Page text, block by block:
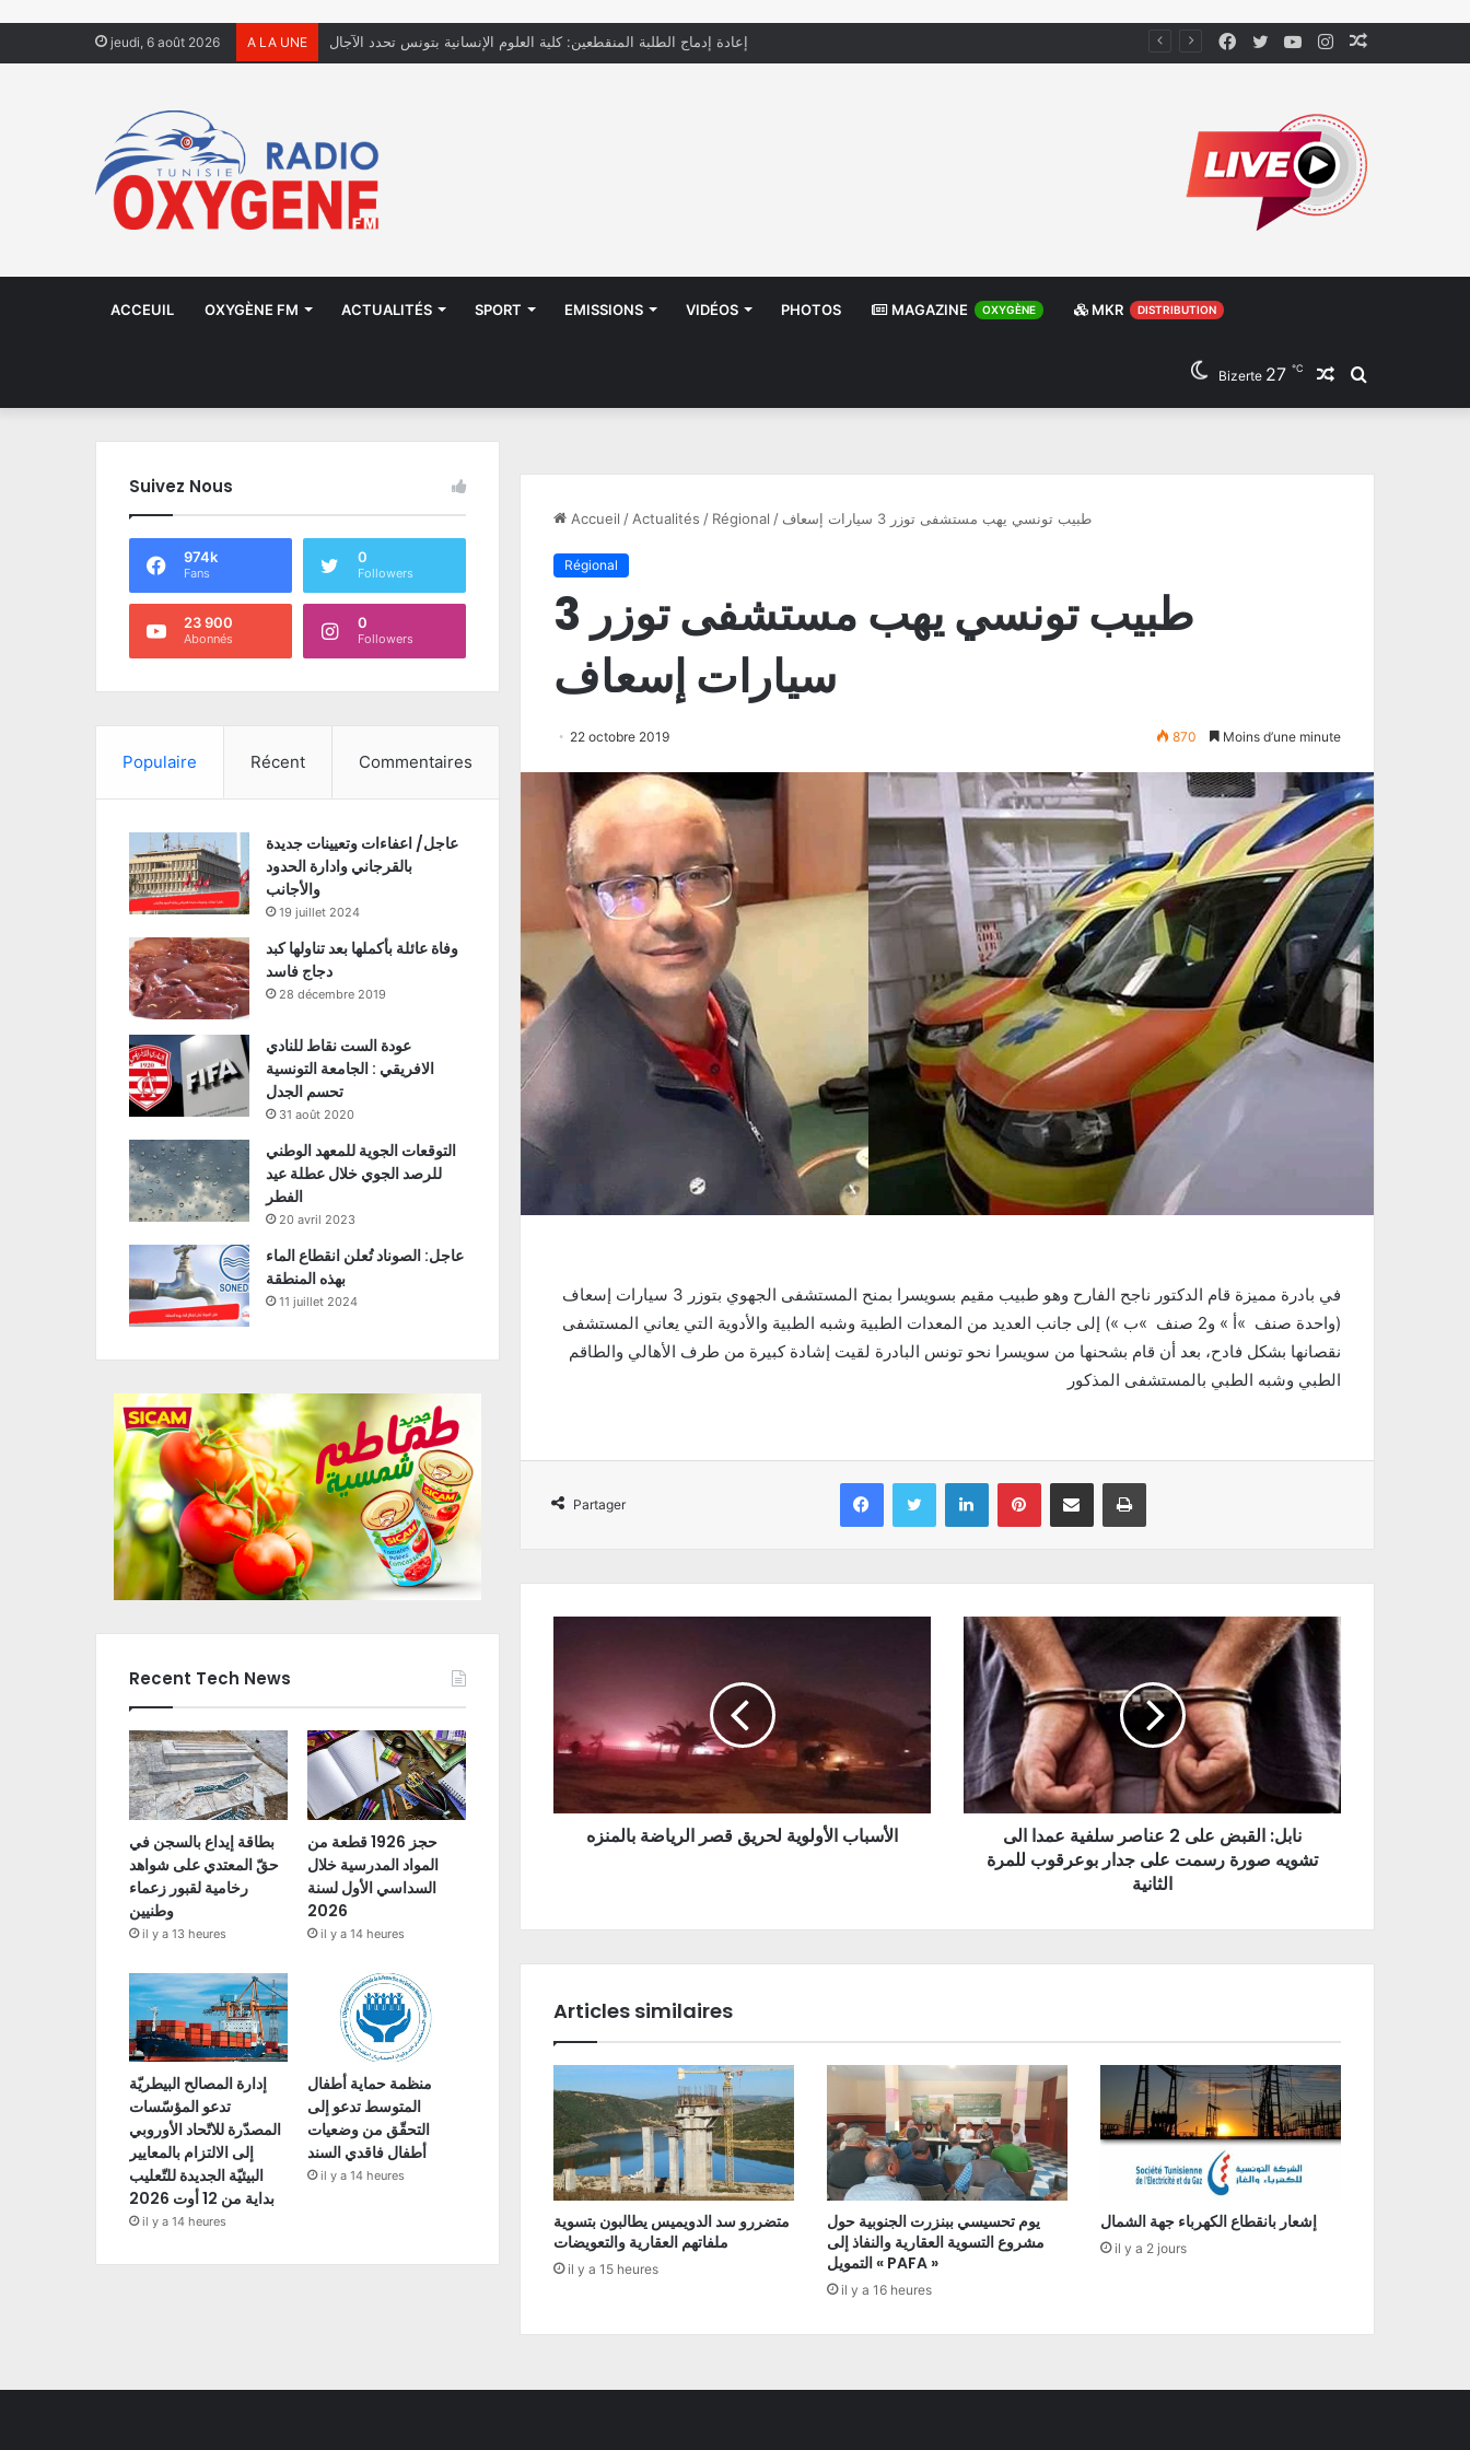
jeudi, 6 août 2026 A LA UNE إعادة إدماج الطلبة المنقطعين: كلية العلوم الإنسانية بتونس تحدد الآجال Instagram
YouTube
Twitter
Facebook
ACCEUIL OXYGÈNE FM ACTUALITÉS SPORT EMISSIONS VIDÉOS PHOTOS MAGAZINE OXYGÈNE MKR DISTRIBUTION
Rechercher
Article
Bizerte 27 ℃
Accueil / Actualités / Régional / طبيب تونسي يهب مستشفى توزر 3 سيارات إسعاف
Régional
طبيب تونسي يهب مستشفى توزر 3
سيارات إسعاف
22 octobre 2019 870 Moins d’une minute
(واحدة صنف »أ » و2 صنف »ب ») إلى جانب العديد من المعدات الطبية وشبه الطبية والأدوية التي يعاني المستشفى
نقصانها بشكل فادح، بعد أن قام بشحنها من سويسرا نحو تونس البادرة لقيت إشادة كبيرة من طرف الأهالي والطاقم
الطبي وشبه الطبي بالمستشفى المذكور
Partager
Facebook Twitter Linkedin Pinterest Partager par email Imprimer
الأسباب الأولوية لحريق قصر الرياضة بالمنزه
نابل: القبض على 2 عناصر سلفية عمدا الى
تشويه صورة رسمت على جدار بوعرقوب للمرة
الثانية
Articles similaires
متضررو سد الدويميس يطالبون بتسوية
ملفاتهم العقارية والتعويضات
il y a 15 heures
يوم تحسيسي ببنزرت الجنوبية حول
مشروع التسوية العقارية والنفاذ إلى
التمويل « PAFA »
il y a 16 heures
إشعار بانقطاع الكهرباء جهة الشمال
il y a 2 jours
Suivez Nous
974k
Fans
0
Followers
23 900
Abonnés
0
Followers
Populaire Récent Commentaires
عاجل/ اعفاءات وتعيينات جديدة
بالقرجاني وادارة الحدود
والأجانب
19 juillet 2024
وفاة عائلة بأكملها بعد تناولها كبد
دجاج فاسد
28 décembre 2019
عودة الست نقاط للنادي
الافريقي : الجامعة التونسية
تحسم الجدل
31 août 2020
التوقعات الجوية للمعهد الوطني
للرصد الجوي خلال عطلة عيد
الفطر
20 avril 2023
عاجل: الصوناد تُعلن انقطاع الماء
بهذه المنطقة
11 juillet 2024
Recent Tech News
بطاقة إيداع بالسجن في
حقّ المعتدي على شواهد
رخامية لقبور زعماء
وطنيين
il y a 13 heures
حجز 1926 قطعة من
المواد المدرسية خلال
السداسي الأول لسنة
2026
il y a 14 heures
إدارة المصالح البيطريّة
تدعو المؤسّسات
المصدّرة للاتّحاد الأوروبي
إلى الالتزام بالمعايير
البيئيّة الجديدة للتّعليب
بداية من 12 أوت 2026
il y a 14 heures
منظمة حماية أطفال
المتوسط تدعو إلى
التحقّق من وضعيات
أطفال فاقدي السند
il y a 14 heures